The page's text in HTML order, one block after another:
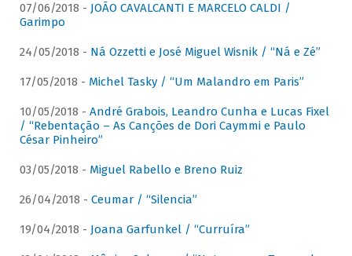
07/06/2018 - JOÃO CAVALCANTI E MARCELO CALDI /
Garimpo
24/05/2018 - Ná Ozzetti e José Miguel Wisnik / “Ná e Zé”
17/05/2018 - Michel Tasky / “Um Malandro em Paris”
10/05/2018 - André Grabois, Leandro Cunha e Lucas Fixel
/ “Rebentação – As Canções de Dori Caymmi e Paulo
César Pinheiro”
03/05/2018 - Miguel Rabello e Breno Ruiz
26/04/2018 - Ceumar / “Silencia”
19/04/2018 - Joana Garfunkel / “Curruíra”